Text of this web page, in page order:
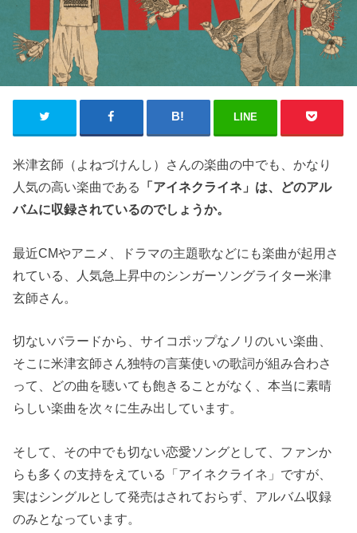
LINE
米津玄師（よねづけんし）さんの楽曲の中でも、かなり
人気の高い楽曲である
「アイネクライネ」は、どのアル
バムに収録されているのでしょうか。
最近CMやアニメ、ドラマの主題歌などにも楽曲が起用さ
れている、人気急上昇中のシンガーソングライター米津
玄師さん。
切ないバラードから、サイコポップなノリのいい楽曲、
そこに米津玄師さん独特の言葉使いの歌詞が組み合わさ
って、どの曲を聴いても飽きることがなく、本当に素晴
らしい楽曲を次々に生み出しています。
そして、その中でも切ない恋愛ソングとして、ファンか
らも多くの支持をえている「アイネクライネ」ですが、
実はシングルとして発売はされておらず、アルバム収録
のみとなっています。